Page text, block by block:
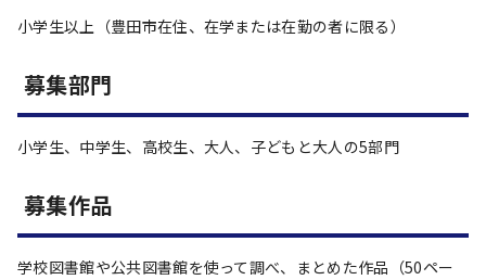
小学生以上（豊田市在住、在学または在勤の者に限る）
募集部門
小学生、中学生、高校生、大人、子どもと大人の5部門
募集作品
学校図書館や公共図書館を使って調べ、まとめた作品（50ペー